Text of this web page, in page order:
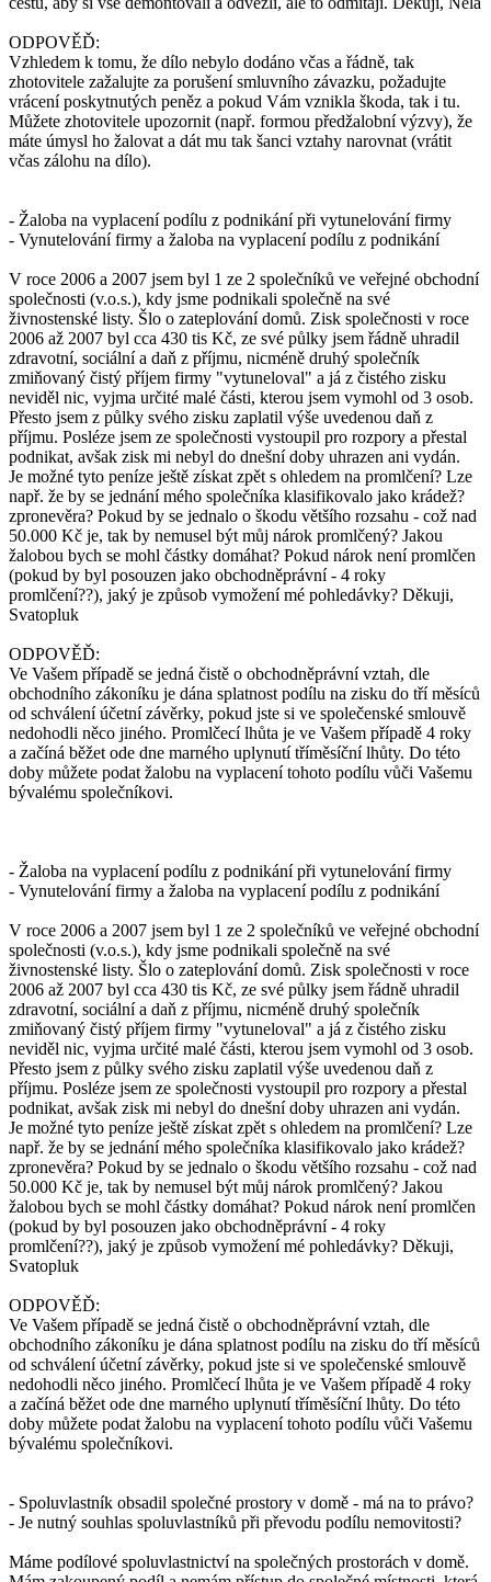
ODPOVĚĎ:
Vzhledem k tomu, že dílo nebylo dodáno včas a řádně, tak
zhotovitele zažalujte za porušení smluvního závazku, požadujte
vrácení poskytnutých peněz a pokud Vám vznikla škoda, tak i tu.
Můžete zhotovitele upozornit (např. formou předžalobní výzvy), že
máte úmysl ho žalovat a dát mu tak šanci vztahy narovnat (vrátit
včas zálohu na dílo).
- Žaloba na vyplacení podílu z podnikání při vytunelování firmy
- Vynutelování firmy a žaloba na vyplacení podílu z podnikání
V roce 2006 a 2007 jsem byl 1 ze 2 společníků ve veřejné obchodní
společnosti (v.o.s.), kdy jsme podnikali společně na své
živnostenské listy. Šlo o zateplování domů. Zisk společnosti v roce
2006 až 2007 byl cca 430 tis Kč, ze své půlky jsem řádně uhradil
zdravotní, sociální a daň z příjmu, nicméně druhý společník
zmiňovaný čistý příjem firmy "vytuneloval" a já z čistého zisku
neviděl nic, vyjma určité malé části, kterou jsem vymohl od 3 osob.
Přesto jsem z půlky svého zisku zaplatil výše uvedenou daň z
příjmu. Posléze jsem ze společnosti vystoupil pro rozpory a přestal
podnikat, avšak zisk mi nebyl do dnešní doby uhrazen ani vydán.
Je možné tyto peníze ještě získat zpět s ohledem na promlčení? Lze
např. že by se jednání mého společníka klasifikovalo jako krádež?
zpronevěra? Pokud by se jednalo o škodu většího rozsahu - což nad
50.000 Kč je, tak by nemusel být můj nárok promlčený? Jakou
žalobou bych se mohl částky domáhat? Pokud nárok není promlčen
(pokud by byl posouzen jako obchodněprávní - 4 roky
promlčení??), jaký je způsob vymožení mé pohledávky? Děkuji,
Svatopluk
ODPOVĚĎ:
Ve Vašem případě se jedná čistě o obchodněprávní vztah, dle
obchodního zákoníku je dána splatnost podílu na zisku do tří měsíců
od schválení účetní závěrky, pokud jste si ve společenské smlouvě
nedohodli něco jiného. Promlčecí lhůta je ve Vašem případě 4 roky
a začíná běžet ode dne marného uplynutí tříměsíční lhůty. Do této
doby můžete podat žalobu na vyplacení tohoto podílu vůči Vašemu
bývalému společníkovi.
- Žaloba na vyplacení podílu z podnikání při vytunelování firmy
- Vynutelování firmy a žaloba na vyplacení podílu z podnikání
V roce 2006 a 2007 jsem byl 1 ze 2 společníků ve veřejné obchodní
společnosti (v.o.s.), kdy jsme podnikali společně na své
živnostenské listy. Šlo o zateplování domů. Zisk společnosti v roce
2006 až 2007 byl cca 430 tis Kč, ze své půlky jsem řádně uhradil
zdravotní, sociální a daň z příjmu, nicméně druhý společník
zmiňovaný čistý příjem firmy "vytuneloval" a já z čistého zisku
neviděl nic, vyjma určité malé části, kterou jsem vymohl od 3 osob.
Přesto jsem z půlky svého zisku zaplatil výše uvedenou daň z
příjmu. Posléze jsem ze společnosti vystoupil pro rozpory a přestal
podnikat, avšak zisk mi nebyl do dnešní doby uhrazen ani vydán.
Je možné tyto peníze ještě získat zpět s ohledem na promlčení? Lze
např. že by se jednání mého společníka klasifikovalo jako krádež?
zpronevěra? Pokud by se jednalo o škodu většího rozsahu - což nad
50.000 Kč je, tak by nemusel být můj nárok promlčený? Jakou
žalobou bych se mohl částky domáhat? Pokud nárok není promlčen
(pokud by byl posouzen jako obchodněprávní - 4 roky
promlčení??), jaký je způsob vymožení mé pohledávky? Děkuji,
Svatopluk
ODPOVĚĎ:
Ve Vašem případě se jedná čistě o obchodněprávní vztah, dle
obchodního zákoníku je dána splatnost podílu na zisku do tří měsíců
od schválení účetní závěrky, pokud jste si ve společenské smlouvě
nedohodli něco jiného. Promlčecí lhůta je ve Vašem případě 4 roky
a začíná běžet ode dne marného uplynutí tříměsíční lhůty. Do této
doby můžete podat žalobu na vyplacení tohoto podílu vůči Vašemu
bývalému společníkovi.
- Spoluvlastník obsadil společné prostory v domě - má na to právo?
- Je nutný souhlas spoluvlastníků při převodu podílu nemovitosti?
Máme podílové spoluvlastnictví na společných prostorách v domě.